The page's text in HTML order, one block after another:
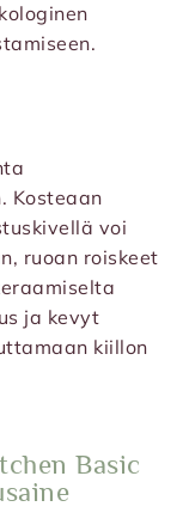
Kosteaan
voi
ruoan roiskeet
ja kevyt
kiillon
Basic